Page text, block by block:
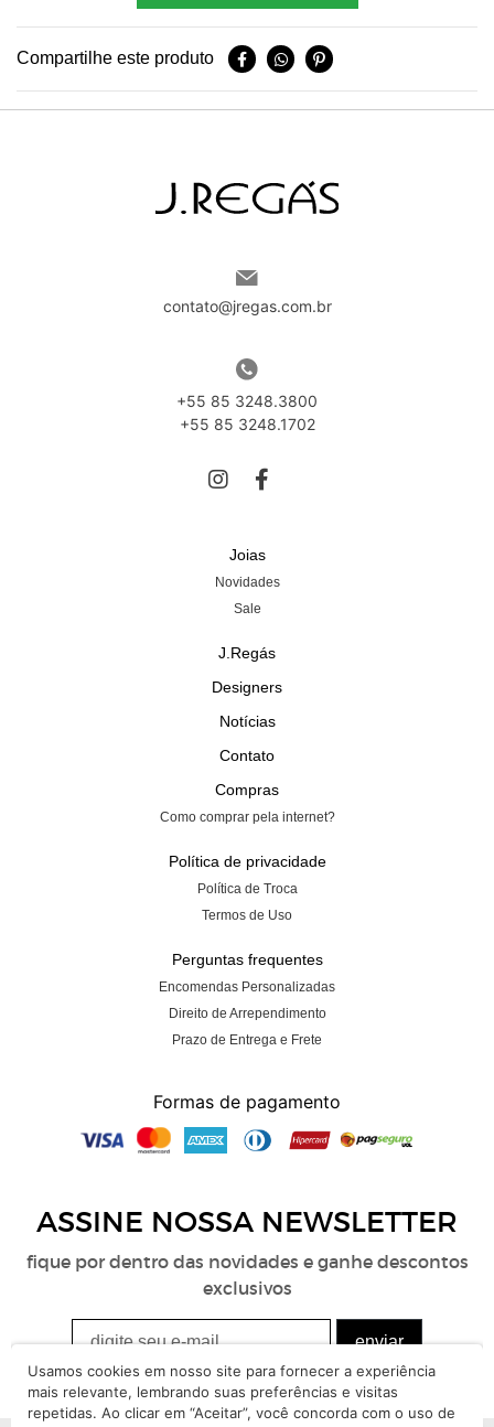
Compartilhe este produto
contato@jregas.com.br
+55 85 3248.3800
+55 85 3248.1702
Joias
Novidades
Sale
J.Regás
Designers
Notícias
Contato
Compras
Como comprar pela internet?
Política de privacidade
Política de Troca
Termos de Uso
Perguntas frequentes
Encomendas Personalizadas
Direito de Arrependimento
Prazo de Entrega e Frete
Formas de pagamento
ASSINE NOSSA NEWSLETTER
fique por dentro das novidades e ganhe descontos
exclusivos
Usamos cookies em nosso site para fornecer a experiência
mais relevante, lembrando suas preferências e visitas
repetidas. Ao clicar em “Aceitar”, você concorda com o uso de